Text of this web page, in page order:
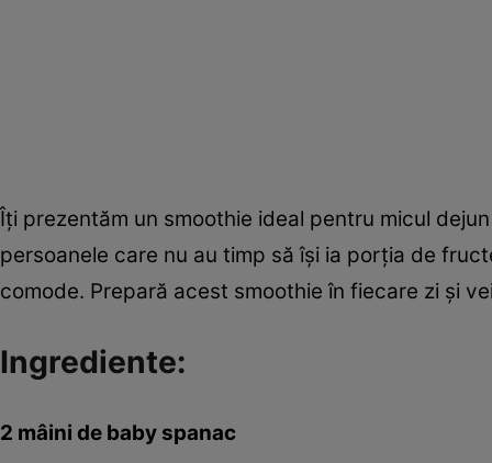
Îţi prezentăm un smoothie ideal pentru micul
persoanele care nu au timp să îşi ia porţia de
comode. Prepară acest smoothie în fiecare zi şi
Ingrediente:
2 mâini de baby spanac